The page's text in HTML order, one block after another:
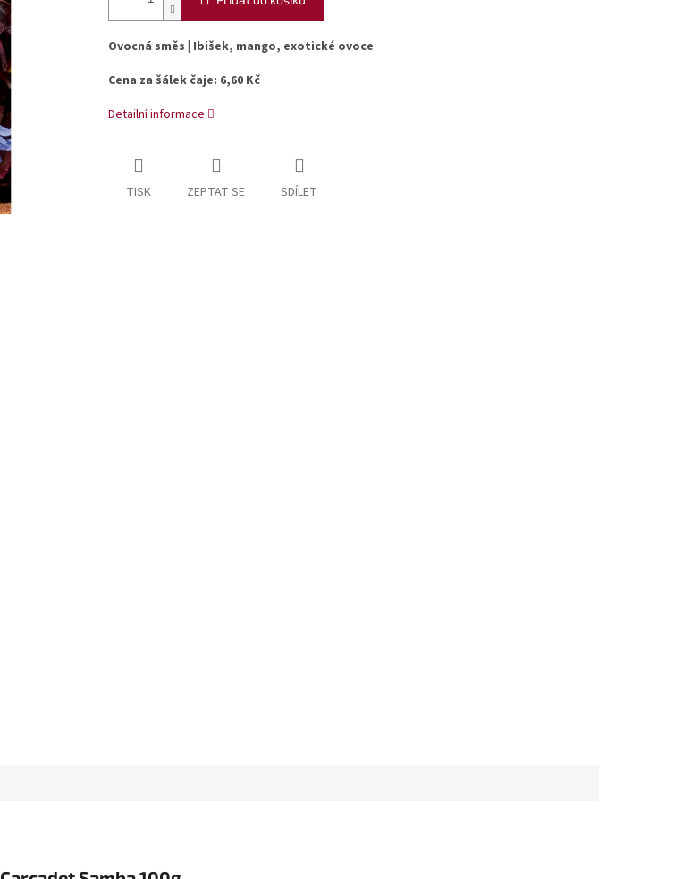
Ovocná směs | Ibišek, mango, exotické ovoce
Cena za šálek čaje: 6,60 Kč
Detailní informace
TISK ZEPTAT SE SDÍLET